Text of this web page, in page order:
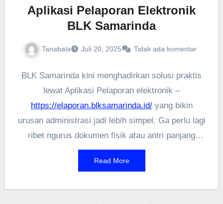
Aplikasi Pelaporan Elektronik
BLK Samarinda
Tanabala Juli 20, 2025 Tidak ada komentar
BLK Samarinda kini menghadirkan solusi praktis
lewat Aplikasi Pelaporan elektronik –
https://elaporan.blksamarinda.id/yang bikin
urusan administrasi jadi lebih simpel. Ga perlu lagi
ribet ngurus dokumen fisik atau antri panjang
karena semua proses bisa dilakukan langsung
dari gadget kamu. Fitur-fitur lengkapnya dirancang
Read More